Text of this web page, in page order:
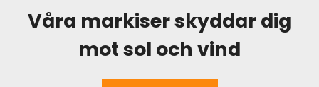
Våra markiser skyddar dig
mot sol och vind